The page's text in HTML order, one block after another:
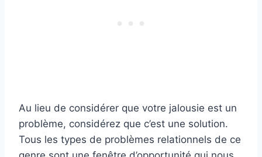
Au lieu de considérer que votre jalousie est un
problème, considérez que c’est une solution.
Tous les types de problèmes relationnels de ce